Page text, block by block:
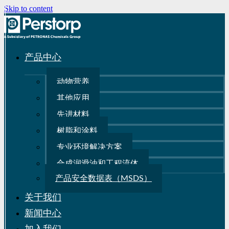
Skip to content
产品中心
动物营养
其他应用
先进材料
树脂和涂料
专业环境解决方案
合成润滑油和工程流体
产品安全数据表（MSDS）
关于我们
新闻中心